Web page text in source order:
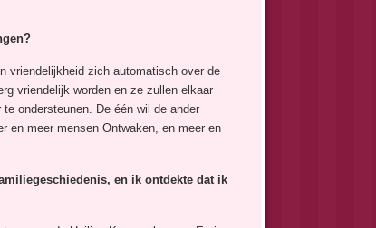
vriendelijkheid zich automatisch over de
vriendelijk worden en ze zullen elkaar
ondersteunen. De één wil de ander
en meer mensen Ontwaken, en meer en
en ik ontdekte dat ik